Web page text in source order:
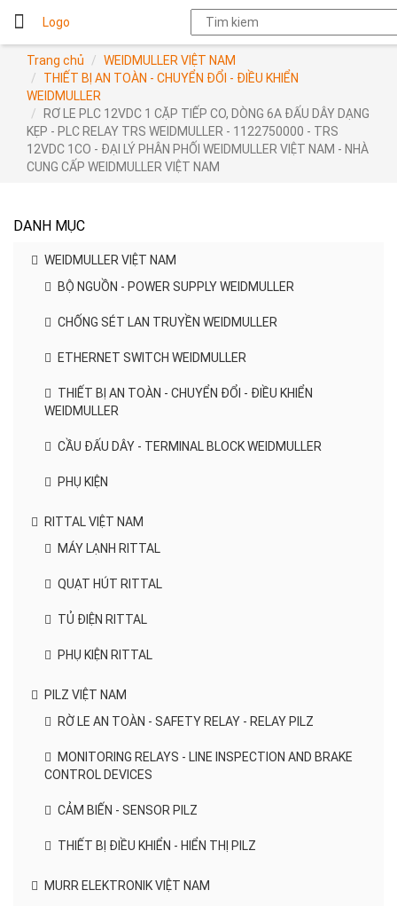
Logo
Trang chủ
WEIDMULLER VIỆT NAM
THIẾT BỊ AN TOÀN - CHUYỂN ĐỔI - ĐIỀU KHIỂN
WEIDMULLER
RƠ LE PLC 12VDC 1 CẶP TIẾP CO, DÒNG 6A ĐẤU DÂY DẠNG
KẸP - PLC RELAY TRS WEIDMULLER - 1122750000 - TRS
12VDC 1CO - ĐẠI LÝ PHÂN PHỐI WEIDMULLER VIỆT NAM - NHÀ
CUNG CẤP WEIDMULLER VIỆT NAM
DANH MỤC
WEIDMULLER VIỆT NAM
BỘ NGUỒN - POWER SUPPLY WEIDMULLER
CHỐNG SÉT LAN TRUYỀN WEIDMULLER
ETHERNET SWITCH WEIDMULLER
THIẾT BỊ AN TOÀN - CHUYỂN ĐỔI - ĐIỀU KHIỂN
WEIDMULLER
CẦU ĐẤU DÂY - TERMINAL BLOCK WEIDMULLER
PHỤ KIỆN
RITTAL VIỆT NAM
MÁY LẠNH RITTAL
QUẠT HÚT RITTAL
TỦ ĐIỆN RITTAL
PHỤ KIỆN RITTAL
PILZ VIỆT NAM
RỜ LE AN TOÀN - SAFETY RELAY - RELAY PILZ
MONITORING RELAYS - LINE INSPECTION AND BRAKE
CONTROL DEVICES
CẢM BIẾN - SENSOR PILZ
THIẾT BỊ ĐIỀU KHIỂN - HIỂN THỊ PILZ
MURR ELEKTRONIK VIỆT NAM